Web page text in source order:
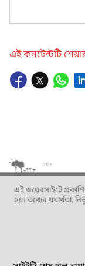
এই কনটেন্টটি
এই ওয়েবসাইটে
হয়। তথ্যের যথার্থতা,